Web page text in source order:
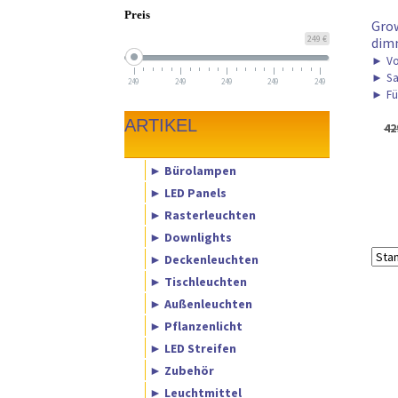
►
►
►
Preis
249 €
249 249 249 249 249
ARTIKEL
► Bürolampen
► LED Panels
► Rasterleuchten
► Downlights
► Deckenleuchten
► Tischleuchten
► Außenleuchten
► Pflanzenlicht
► LED Streifen
► Zubehör
► Leuchtmittel